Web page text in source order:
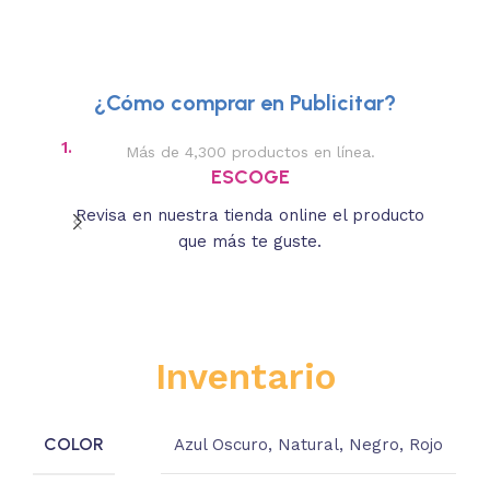
¿Cómo comprar en Publicitar?
1. Más de 4,300 productos en línea.
ESCOGE
Revisa en nuestra tienda online el producto
que más te guste.
Inventario
COLOR Azul Oscuro, Natural, Negro, Rojo